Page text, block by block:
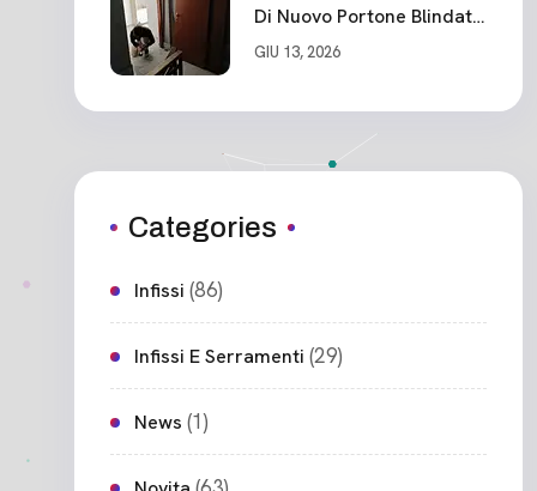
Di Nuovo Portone Blindato
Ceparana
GIU 13, 2026
Categories
Infissi (86)
Infissi E Serramenti (29)
News (1)